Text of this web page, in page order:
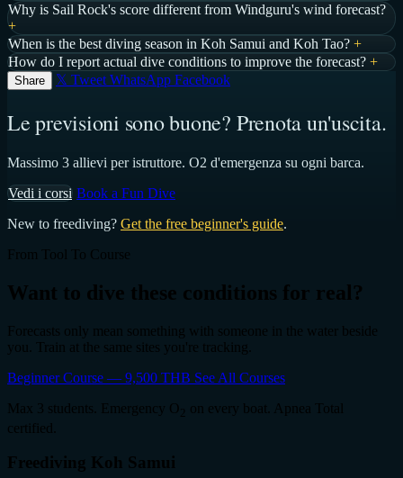
Why is Sail Rock's score different from Windguru's wind forecast?
+
When is the best diving season in Koh Samui and Koh Tao? +
How do I report actual dive conditions to improve the forecast? +
Share 𝕏 Tweet WhatsApp Facebook
Le previsioni sono buone? Prenota un'uscita.
Massimo 3 allievi per istruttore. O2 d'emergenza su ogni barca.
Vedi i corsi Book a Fun Dive
New to freediving? Get the free beginner's guide.
From Tool To Course
Want to dive these conditions for real?
Forecasts only mean something with someone in the water beside
you. Train at the same sites you're tracking.
Beginner Course — 9,500 THB See All Courses
Max 3 students. Emergency O
on every boat. Apnea Total
certified.
Freediving Koh Samui